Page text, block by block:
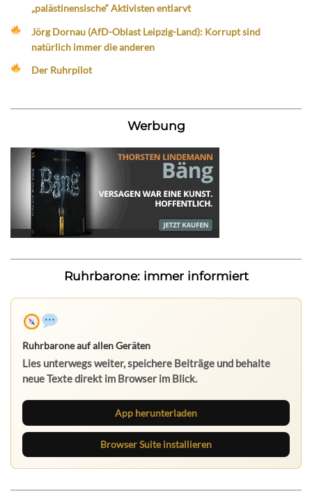
„palästinensische“ Aktivisten entlarvt
Jörg Dornau (AfD-Oblast Leipzig-Land): Korrupt sind
natürlich immer die anderen
Der Ruhrpilot
Werbung
Ruhrbarone: immer informiert
Ruhrbarone auf allen Geräten
Lies unterwegs weiter, speichere Beiträge und behalte
neue Texte direkt im Browser im Blick.
App herunterladen
Browser Suite installieren